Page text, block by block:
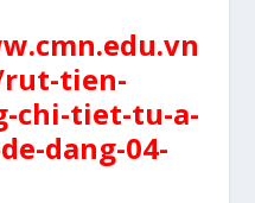
tien-
chi-tiet-tu-a-
dang-04-